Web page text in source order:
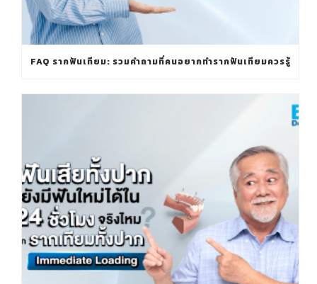
FAQ รากฟันเทียม: รวมคำถามที่คนอยากทำรากฟันเทียมควรรู้